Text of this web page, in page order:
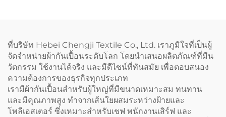
Cobbler Vest Apron) พร้อม
พิมพ์โลโก้ สำหรับบาริสต้า
และร้านตัดผม
ที่บริษัท Hebei Chengji Textile Co., Ltd. เราภูมิใจที่เป็นผู้
จัดจำหน่ายผ้ากันเปื้อนระดับโลก โดยนำเสนอผลิตภัณฑ์ที่มีน
วัตกรรม ใช้งานได้จริง และมีดีไซน์ที่ทันสมัย เพื่อตอบสนอง
ความต้องการของธุรกิจทุกประเภท
เรามีผ้ากันเปื้อนสำหรับผู้ใหญ่ที่มีขนาดเหมาะสม ทนทาน
และมีคุณภาพสูง ทำจากเส้นใยผสมระหว่างฝ้ายและ
โพลีเอสเตอร์ ซึ่งเหมาะสำหรับเชฟ พนักงานเสิร์ฟ และ